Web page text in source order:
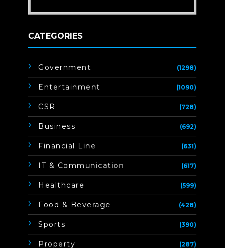
CATEGORIES
Government (1298)
Entertainment (1090)
CSR (728)
Business (692)
Financial Line (631)
IT & Communication (617)
Healthcare (599)
Food & Beverage (428)
Sports (390)
Property (287)